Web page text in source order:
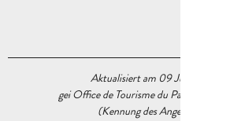
Aktualisiert am 09 Juli 2026
gei Office de Tourisme du Pays
(Kennung des Angebots :